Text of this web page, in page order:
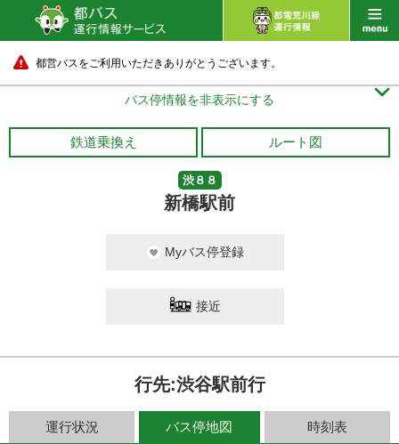
都営バスをご利用いただきありがとうございます。
バス停情報を非表示にする 
鉄道乗換え ルート図
渋８８
新橋駅前
Myバス停登録
接近
行先:渋谷駅前行
運行状況 バス停地図 時刻表